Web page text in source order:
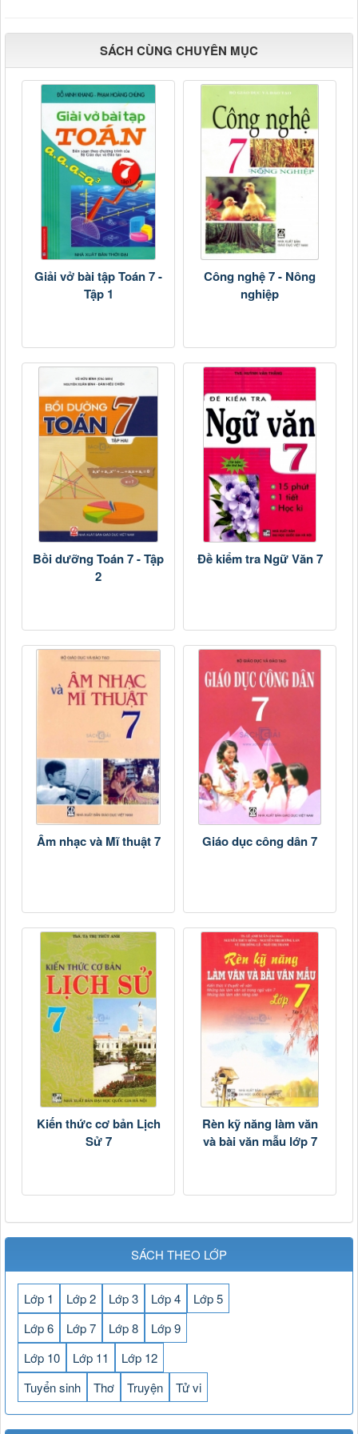
SÁCH CÙNG CHUYÊN MỤC
Giải vở bài tập Toán 7 -
Tập 1
Công nghệ 7 - Nông
nghiệp
Bồi dưỡng Toán 7 - Tập
2
Đề kiểm tra Ngữ Văn 7
Âm nhạc và Mĩ thuật 7 Giáo dục công dân 7
Kiến thức cơ bản Lịch
Sử 7
Rèn kỹ năng làm văn
và bài văn mẫu lớp 7
SÁCH THEO LỚP
Lớp 1 Lớp 2 Lớp 3 Lớp 4
Lớp 5
Lớp 6
Lớp 7 Lớp 8
Lớp 9
Lớp 10
Lớp 11
Lớp 12
Tuyển sinh
Thơ Truyện Tử vi